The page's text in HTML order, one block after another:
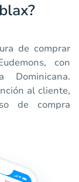
de comprar
con
al cliente,
de compra